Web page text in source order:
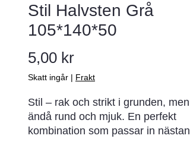
Stil Halvsten Grå
105*140*50
5,00 krPris
Skatt ingår | Frakt
Stil – rak och strikt i grunden, men
ändå rund och mjuk. En perfekt
kombination som passar in nästan